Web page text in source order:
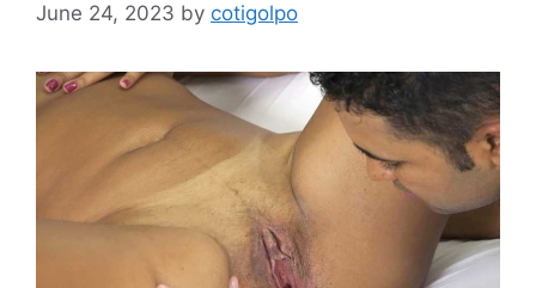
June 24, 2023 by cotigolpo